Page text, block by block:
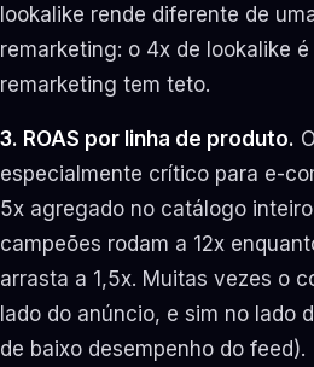
lookalike rende diferente de
remarketing: o 4x de lookalike
remarketing tem teto.
3. ROAS por linha de produto.
especialmente crítico para e-
5x agregado no catálogo
campeões rodam a 12x
arrasta a 1,5x. Muitas vezes o
lado do anúncio, e sim no lado
de baixo desempenho do feed).